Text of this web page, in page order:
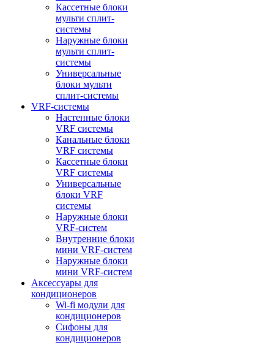
Кассетные блоки
мульти сплит-
системы
Наружные блоки
мульти сплит-
системы
Универсальные
блоки мульти
сплит-системы
VRF-системы
Настенные блоки
VRF системы
Канальные блоки
VRF системы
Кассетные блоки
VRF системы
Универсальные
блоки VRF
системы
Наружные блоки
VRF-систем
Внутренние блоки
мини VRF-систем
Наружные блоки
мини VRF-систем
Аксессуары для
кондиционеров
Wi-fi модули для
кондиционеров
Сифоны для
кондиционеров